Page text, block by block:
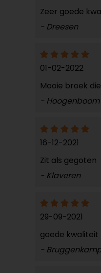
Zeer goede
- Dreesen
01-02-2022
Mooie broek
- Hoogenboom
16-12-2021
Zit als gegoten
- Klaveren
29-09-2021
goede kwaliteit
-